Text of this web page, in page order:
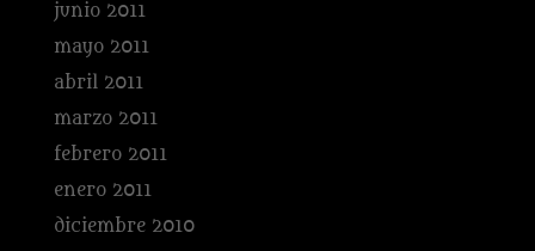
junio 2011
mayo 2011
abril 2011
marzo 2011
febrero 2011
enero 2011
diciembre 2010